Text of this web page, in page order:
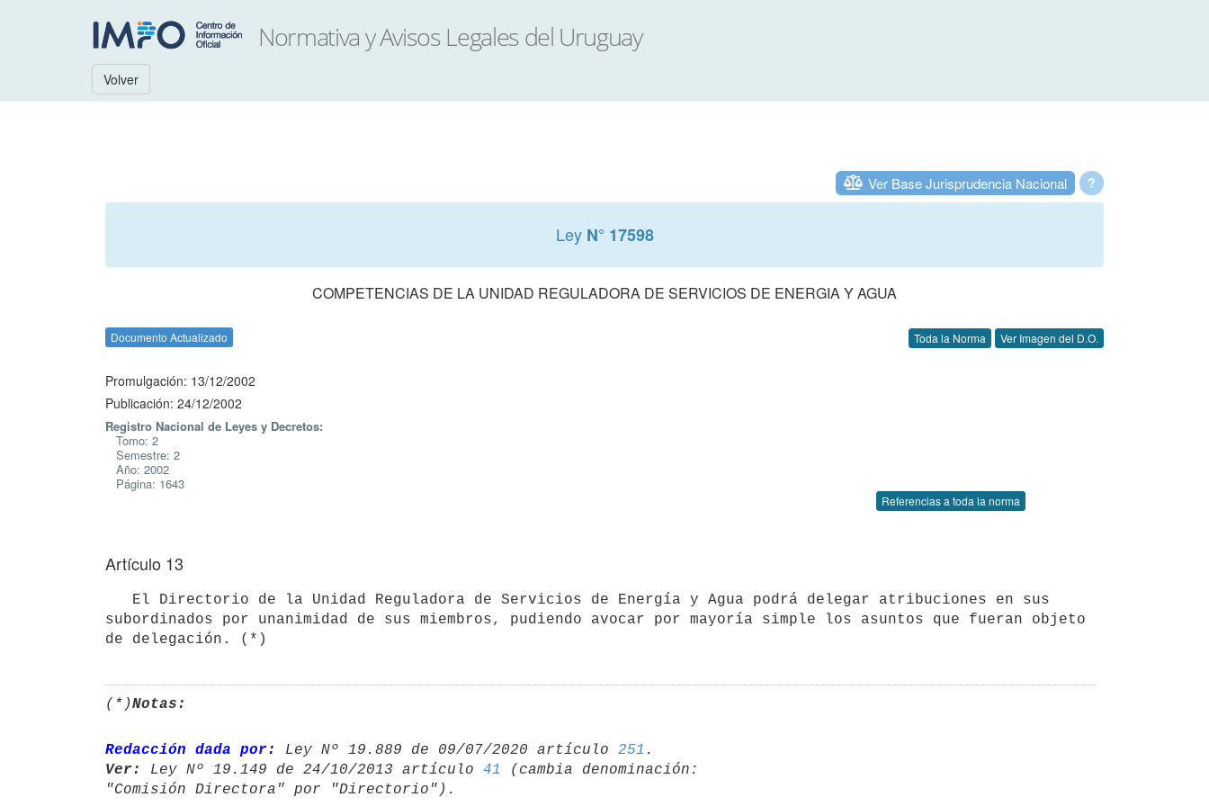
Volver
?
Ver Base Jurisprudencia Nacional
Ley N° 17598
COMPETENCIAS DE LA UNIDAD REGULADORA DE SERVICIOS DE ENERGIA Y AGUA
Documento Actualizado Toda la Norma Ver Imagen del D.O.
Promulgación: 13/12/2002
Publicación: 24/12/2002
Registro Nacional de Leyes y Decretos:
Tomo: 2
Semestre: 2
Año: 2002
Página: 1643
Referencias a toda la norma
Artículo 13
subordinados por unanimidad de sus miembros, pudiendo avocar por mayoría simple los asuntos que fueran objeto
de delegación. (*)
(*)Notas:
Redacción dada por: Ley Nº 19.889 de 09/07/2020 artículo 251
Ver:
Ley Nº 19.149 de 24/10/2013 artículo 41
(cambia denominación: